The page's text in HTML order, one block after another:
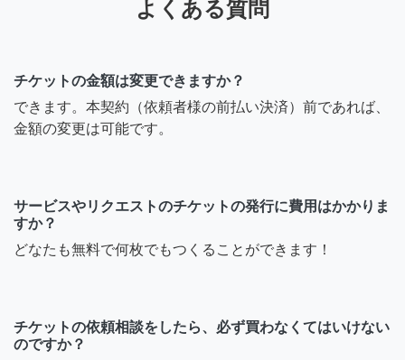
よくある質問
チケットの金額は変更できますか？
できます。本契約（依頼者様の前払い決済）前であれば、
金額の変更は可能です。
サービスやリクエストのチケットの発行に費用はかかりま
すか？
どなたも無料で何枚でもつくることができます！
チケットの依頼相談をしたら、必ず買わなくてはいけない
のですか？